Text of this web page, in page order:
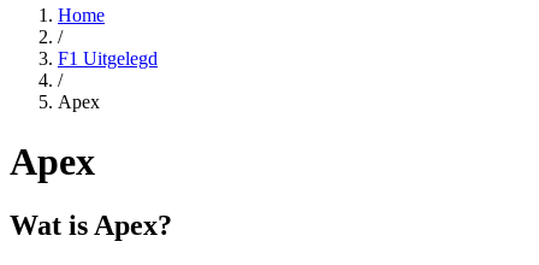
Home
/
F1 Uitgelegd
/
Apex
Apex
Wat is Apex?